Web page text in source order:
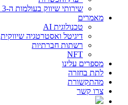
שירותי שיווק בעולמות ה-WEB 3 וה-NFT
מאמרים
טכנולוגית AI
דיגיטל ואסטרטגיה שיווקית
רשתות חברתיות
NFT
מספרים עלינו
לתת בחזרה
מהתקשורת
צרו קשר